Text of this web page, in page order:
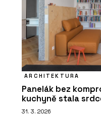
ARCHITEKTURA
Panelák bez
kuchyně stala
31. 3. 2026